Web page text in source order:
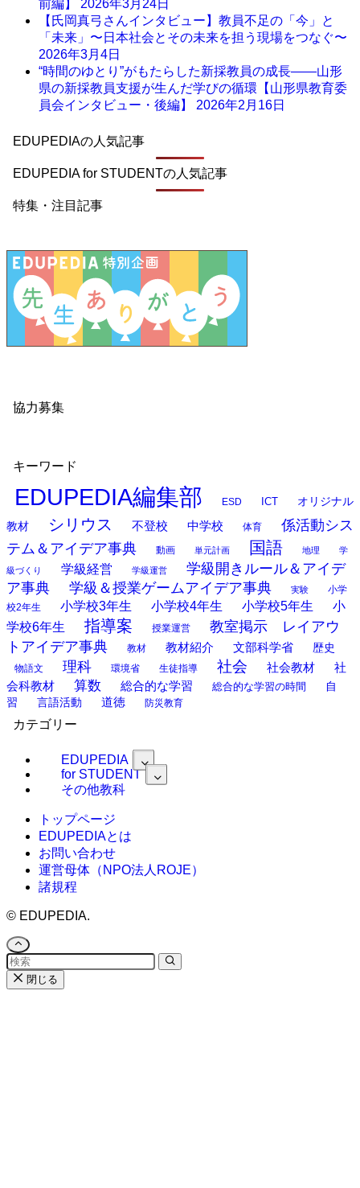
前編】 2026年3月24日
【氏岡真弓さんインタビュー】教員不足の「今」と
「未来」〜日本社会とその未来を担う現場をつなぐ〜
2026年3月4日
“時間のゆとり”がもたらした新採教員の成長――山形
県の新採教員支援が生んだ学びの循環【山形県教育委
員会インタビュー・後編】 2026年2月16日
EDUPEDIAの人気記事
EDUPEDIA for STUDENTの人気記事
特集・注目記事
協力募集
キーワード
EDUPEDIA編集部 ESD ICT
オリジナル
教材
シリウス 不登校 中学校 体育
係活動シス
テム＆アイデア事典
動画 単元計画 国語 地理 学
級づくり 学級経営 学級運営
学級開きルール＆アイデ
ア事典
学級＆授業ゲームアイデア事典 実験
小学
校2年生
小学校3年生 小学校4年生 小学校5年生
小
学校6年生
指導案 授業運営
教室掲示 レイアウ
トアイデア事典
教材 教材紹介 文部科学省 歴史
物語文 理科 環境省 生徒指導 社会 社会教材
社
会科教材
算数 総合的な学習 総合的な学習の時間
自
習
言語活動 道徳 防災教育
カテゴリー
EDUPEDIA
for STUDENT
その他教科
トップページ
EDUPEDIAとは
お問い合わせ
運営母体（NPO法人ROJE）
諸規程
© EDUPEDIA.
閉じる